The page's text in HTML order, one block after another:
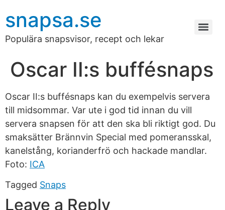
snapsa.se
Populära snapsvisor, recept och lekar
Oscar II:s buffésnaps
Oscar II:s buffésnaps kan du exempelvis servera
till midsommar. Var ute i god tid innan du vill
servera snapsen för att den ska bli riktigt god. Du
smaksätter Brännvin Special med pomeransskal,
kanelstång, korianderfrö och hackade mandlar.
Foto: ICA
Tagged Snaps
Leave a Reply